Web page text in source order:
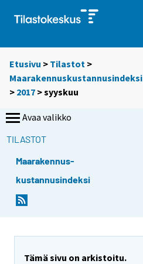
Etusivu > Tilastot >
Maarakennuskustannusindeksi
> 2017 >syyskuu
Avaa valikko
TILASTOT
Maarakennus-
kustannusindeksi
Tämä sivu on arkistoitu.